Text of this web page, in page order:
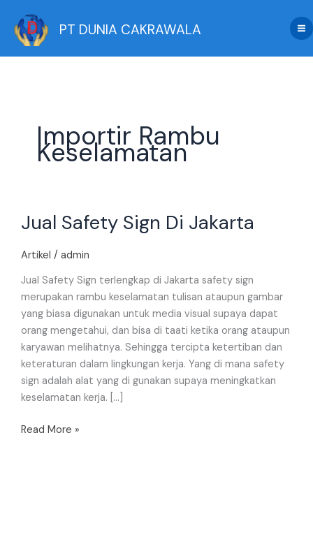
content
PT DUNIA CAKRAWALA
Importir Rambu
Keselamatan
Jual Safety Sign Di Jakarta
Artikel / admin
Jual Safety Sign terlengkap di Jakarta safety sign
merupakan rambu keselamatan tulisan ataupun gambar
yang biasa digunakan untuk media visual supaya dapat
orang mengetahui, dan bisa di taati ketika orang ataupun
karyawan melihatnya. Sehingga tercipta ketertiban dan
keteraturan dalam lingkungan kerja. Yang di mana safety
sign adalah alat yang di gunakan supaya meningkatkan
keselamatan kerja. […]
Safety
Di
Read More »